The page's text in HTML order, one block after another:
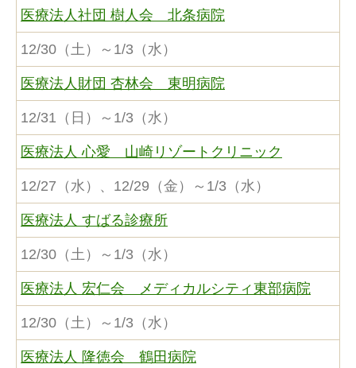
医療法人社団 樹人会 北条病院
12/30（土）～1/3（水）
医療法人財団 杏林会 東明病院
12/31（日）～1/3（水）
医療法人 心愛 山崎リゾートクリニック
12/27（水）、12/29（金）～1/3（水）
医療法人 すばる診療所
12/30（土）～1/3（水）
医療法人 宏仁会 メディカルシティ東部病院
12/30（土）～1/3（水）
医療法人 隆徳会 鶴田病院